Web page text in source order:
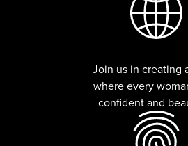
Join us in creating
where every
confident and